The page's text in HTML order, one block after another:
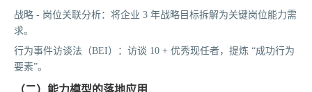
战略 - 岗位关联分析：将企业 3 年战略目标拆解为关键岗位能力需
求。
行为事件访谈法（BEI）：访谈 10 + 优秀现任者，提炼 “成功行为
要素”。